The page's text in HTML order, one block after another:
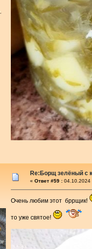
Re:Борщ зелёный с
« Ответ #59 : 04.10.2024
Очень любим этот бррщик!
то уже святое!